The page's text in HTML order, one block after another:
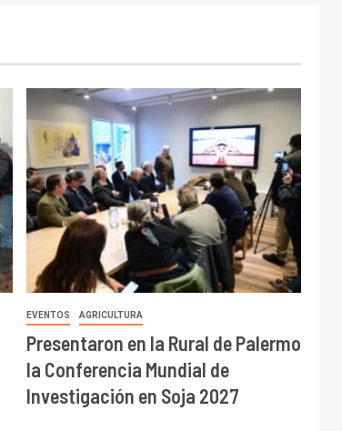
EVENTOS AGRICULTURA
Presentaron en la Rural de Palermo
la Conferencia Mundial de
Investigación en Soja 2027